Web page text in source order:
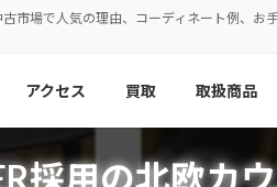
市場で人気の理由、コーディネート例、お
アクセス 買取 取扱商品
採用の北欧カ